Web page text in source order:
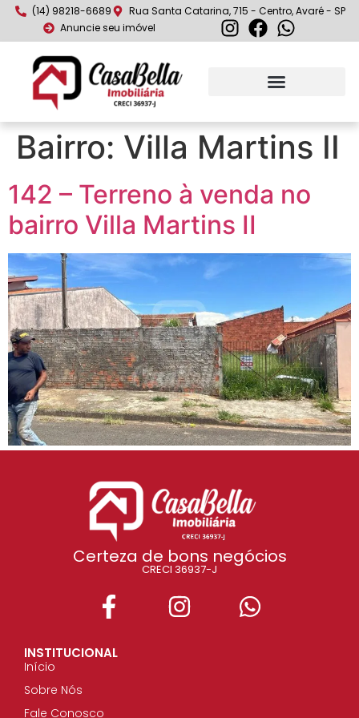
(14) 98218-6689
Rua Santa Catarina, 715 - Centro, Avaré - SP
Anuncie seu imóvel
Bairro: Villa Martins II
142 – Terreno à venda no
bairro Villa Martins II
Certeza de bons negócios
CRECI 36937-J
INSTITUCIONAL
Início
Sobre Nós
Fale Conosco